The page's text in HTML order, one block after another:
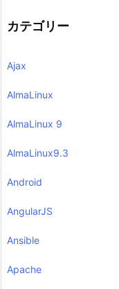
カテゴリー
Ajax
AlmaLinux
AlmaLinux 9
AlmaLinux9.3
Android
AngularJS
Ansible
Apache